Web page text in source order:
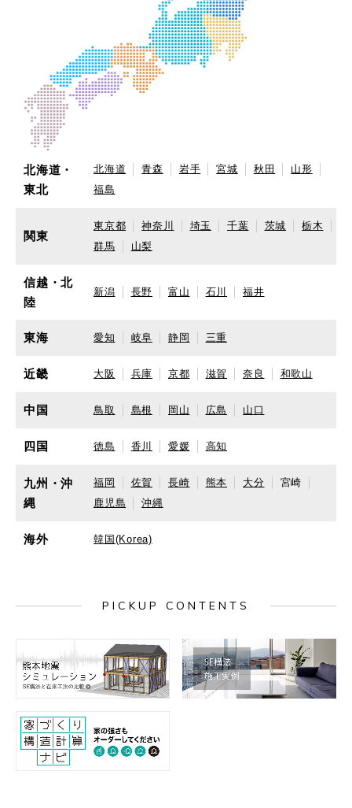
北海道・
東北
北海道 青森 岩手 宮城 秋田
山形
福島
関東
東京都 神奈川 埼玉 千葉 茨城
栃木
群馬
山梨
信越・北
陸
新潟 長野 富山 石川 福井
東海 愛知 岐阜 静岡 三重
近畿 大阪 兵庫 京都 滋賀 奈良 和歌山
中国 鳥取 島根 岡山 広島 山口
四国 徳島 香川 愛媛 高知
九州・沖
縄
福岡 佐賀 長崎 熊本 大分
宮崎
鹿児島
沖縄
海外 韓国(Korea)
PICKUP CONTENTS